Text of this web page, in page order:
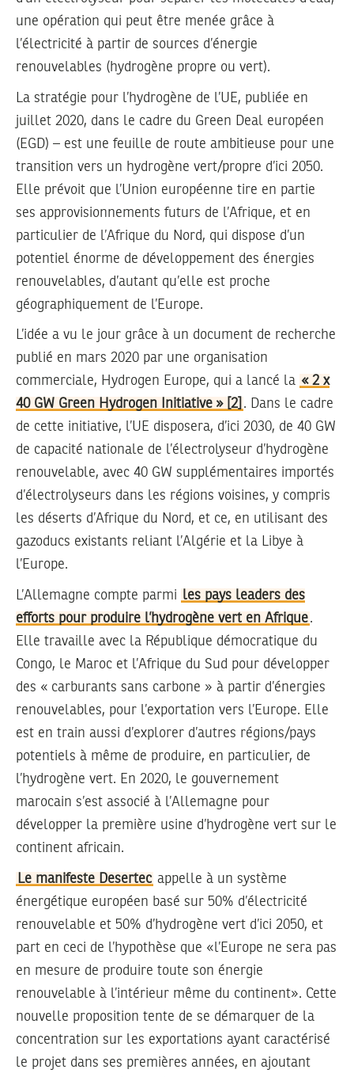
une opération qui peut être menée grâce à
l’électricité à partir de sources d’énergie
renouvelables (hydrogène propre ou vert).
La stratégie pour l’hydrogène de l’UE, publiée en
juillet 2020, dans le cadre du Green Deal européen
(EGD) – est une feuille de route ambitieuse pour une
transition vers un hydrogène vert/propre d’ici 2050.
Elle prévoit que l’Union européenne tire en partie
ses approvisionnements futurs de l’Afrique, et en
particulier de l’Afrique du Nord, qui dispose d’un
potentiel énorme de développement des énergies
renouvelables, d’autant qu’elle est proche
géographiquement de l’Europe.
L’idée a vu le jour grâce à un document de recherche
publié en mars 2020 par une organisation
commerciale, Hydrogen Europe, qui a lancé la « 2 x
40 GW Green Hydrogen Initiative » [2] . Dans le cadre
de cette initiative, l’UE disposera, d’ici 2030, de 40 GW
de capacité nationale de l’électrolyseur d’hydrogène
renouvelable, avec 40 GW supplémentaires importés
d’électrolyseurs dans les régions voisines, y compris
les déserts d’Afrique du Nord, et ce, en utilisant des
gazoducs existants reliant l’Algérie et la Libye à
l’Europe.
L’Allemagne compte parmi les pays leaders des
efforts pour produire l’hydrogène vert en Afrique.
Elle travaille avec la République démocratique du
Congo, le Maroc et l’Afrique du Sud pour développer
des « carburants sans carbone » à partir d’énergies
renouvelables, pour l’exportation vers l’Europe. Elle
est en train aussi d’explorer d’autres régions/pays
potentiels à même de produire, en particulier, de
l’hydrogène vert. En 2020, le gouvernement
marocain s’est associé à l’Allemagne pour
développer la première usine d’hydrogène vert sur le
continent africain.
Le manifeste Desertec appelle à un système
énergétique européen basé sur 50% d’électricité
renouvelable et 50% d’hydrogène vert d’ici 2050, et
part en ceci de l’hypothèse que «l’Europe ne sera pas
en mesure de produire toute son énergie
renouvelable à l’intérieur même du continent». Cette
nouvelle proposition tente de se démarquer de la
concentration sur les exportations ayant caractérisé
le projet dans ses premières années, en ajoutant